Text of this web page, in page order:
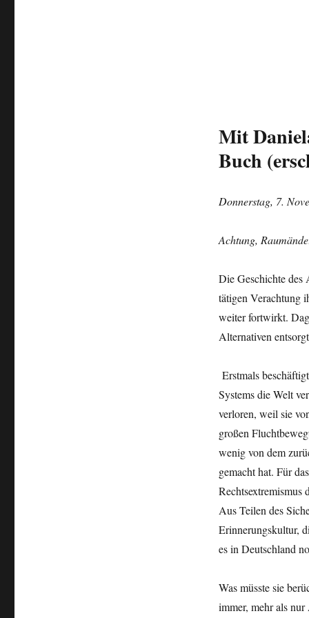
Mit
Buch
Donnerstag, 7.
Achtung,
Die Geschichte des
tätigen Verachtung
weiter fortwirkt.
Alternativen
Erstmals
Systems die Welt
verloren, weil sie
großen
wenig von dem
gemacht hat. Für
Rechtsextremismus
Aus Teilen des
Erinnerungskultur,
es in Deutschland
Was müsste sie
immer, mehr als